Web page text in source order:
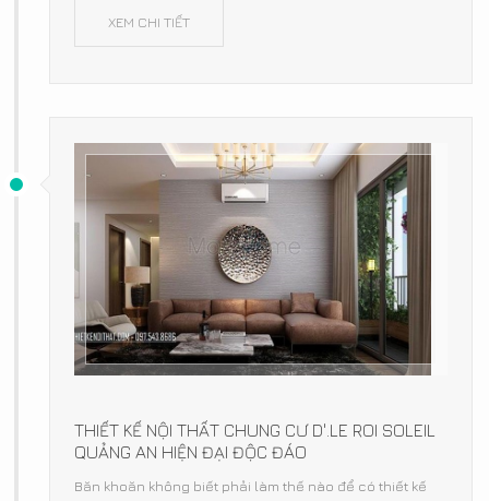
XEM CHI TIẾT
THIẾT KẾ NỘI THẤT CHUNG CƯ D'.LE ROI SOLEIL
QUẢNG AN HIỆN ĐẠI ĐỘC ĐÁO
Băn khoăn không biết phải làm thế nào để có thiết kế